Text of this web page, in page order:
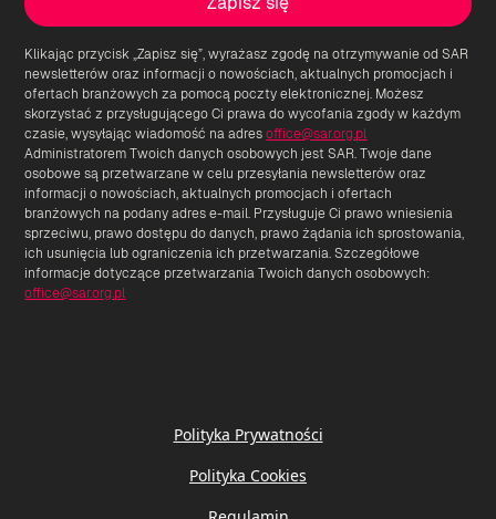
Klikając przycisk „Zapisz się”, wyrażasz zgodę na otrzymywanie od SAR
newsletterów oraz informacji o nowościach, aktualnych promocjach i
ofertach branżowych za pomocą poczty elektronicznej. Możesz
skorzystać z przysługującego Ci prawa do wycofania zgody w każdym
czasie, wysyłając wiadomość na adresoffice@sar.org.pl
Administratorem Twoich danych osobowych jest SAR. Twoje dane
osobowe są przetwarzane w celu przesyłania newsletterów oraz
informacji o nowościach, aktualnych promocjach i ofertach
branżowych na podany adres e-mail. Przysługuje Ci prawo wniesienia
sprzeciwu, prawo dostępu do danych, prawo żądania ich sprostowania,
ich usunięcia lub ograniczenia ich przetwarzania. Szczegółowe
informacje dotyczące przetwarzania Twoich danych osobowych:
office@sar.org.pl
Polityka Prywatności
Polityka Cookies